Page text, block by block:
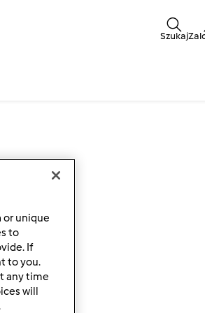
Szukaj
or unique
to
If
to you.
any time
will